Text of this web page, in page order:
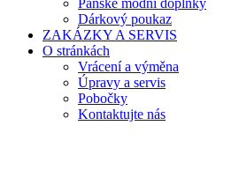
Pánské módní doplňky
Dárkový poukaz
ZAKÁZKY A SERVIS
O stránkách
Vrácení a výměna
Úpravy a servis
Pobočky
Kontaktujte nás